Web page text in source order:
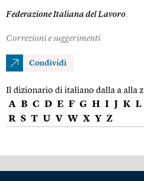
Federazione Italiana del Lavoro
Correzioni e suggerimenti
Condividi
Il dizionario di italiano dalla a alla z
A B C D E F G H I J K L
R S T U V W X Y Z